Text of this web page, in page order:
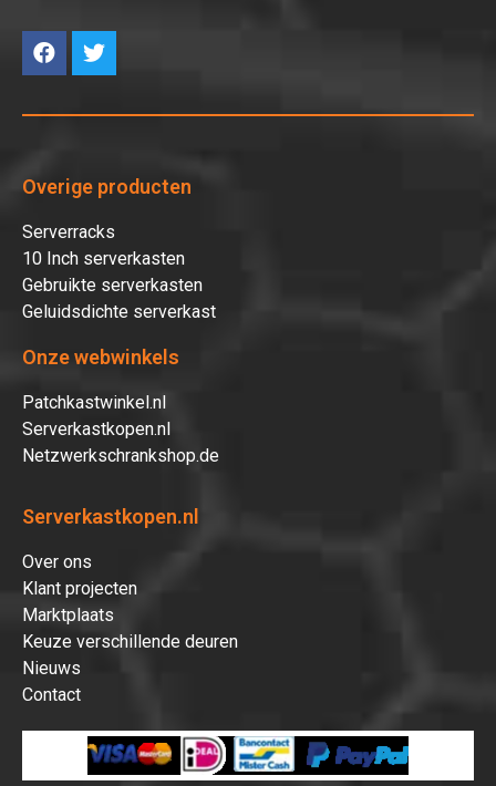
Overige producten
Serverracks
10 Inch serverkasten
Gebruikte serverkasten
Geluidsdichte serverkast
Onze webwinkels
Patchkastwinkel.nl
Serverkastkopen.nl
Netzwerkschrankshop.de
Serverkastkopen.nl
Over ons
Klant projecten
Marktplaats
Keuze verschillende deuren
Nieuws
Contact